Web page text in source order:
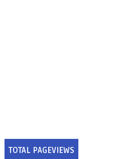
TOTAL PAGEVIEWS